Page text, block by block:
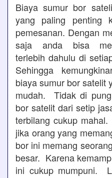
Biaya sumur bor
yang paling penting
pemesanan. Dengan
saja anda bisa
terlebih dahulu di
Sehingga
biaya sumur bor satelit
mudah. Tidak di
bor satelit dari setip
terbilang cukup
jika orang yang
bor ini memang
besar. Karena
ini cukup mumpuni.